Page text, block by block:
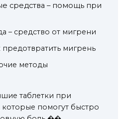
средства – помощь при
– средство от мигрени
предотвратить мигрень
методы
таблетки при
которые помогут быстро